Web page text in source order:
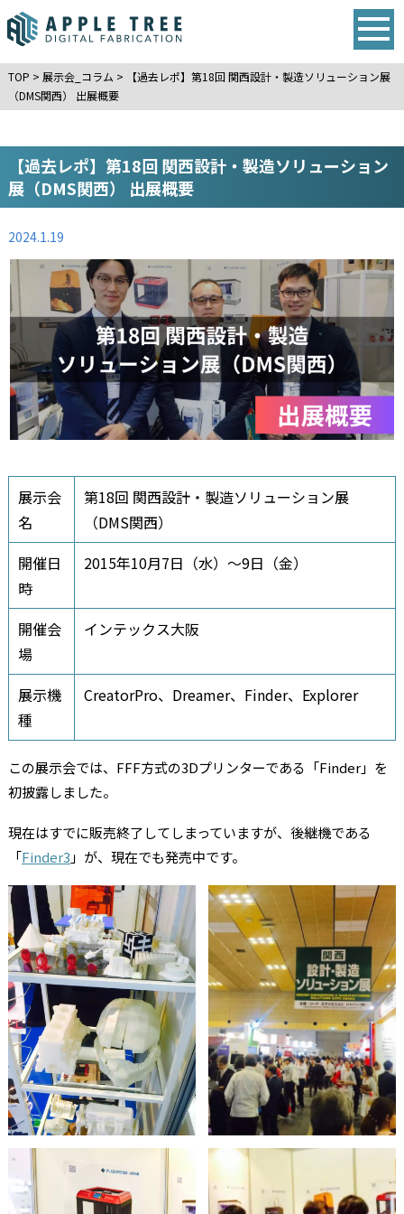
TOP > 展示会_コラム >
【過去レポ】第18回 関西設計・製造ソリューション展
（DMS関西） 出展概要
【過去レポ】第18回 関西設計・製造ソリューション
展（DMS関西） 出展概要
2024.1.19
展示会
名
第18回 関西設計・製造ソリューション展
（DMS関西）
開催日
時
2015年10月7日（水）～9日（金）
開催会
場
インテックス大阪
展示機
種
CreatorPro、Dreamer、Finder、Explorer
この展示会では、FFF方式の3Dプリンターである「Finder」を
初披露しました。
現在はすでに販売終了してしまっていますが、後継機である
「Finder3 」が、現在でも発売中です。